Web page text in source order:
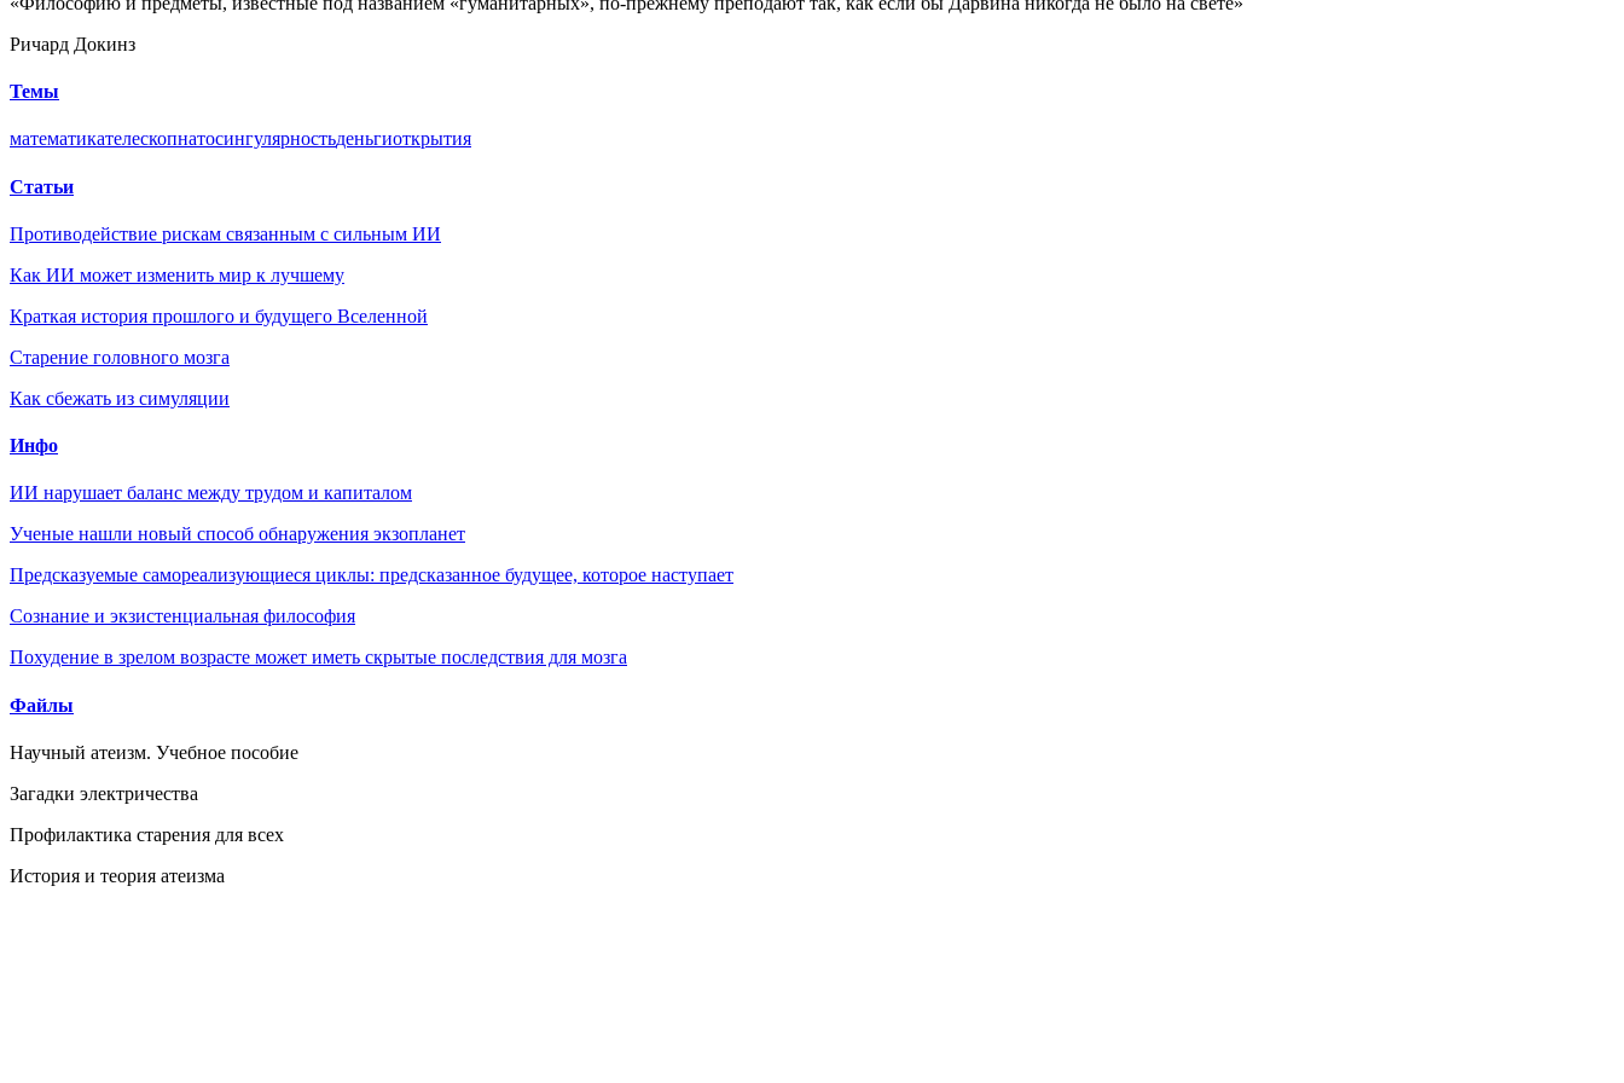
Ричард Докинз
Темы
математикателескопнатосингулярностьденьгиоткрытия
Статьи
Противодействие рискам связанным с сильным ИИ
Как ИИ может изменить мир к лучшему
Краткая история прошлого и будущего Вселенной
Старение головного мозга
Как сбежать из симуляции
Инфо
ИИ нарушает баланс между трудом и капиталом
Ученые нашли новый способ обнаружения экзопланет
Предсказуемые самореализующиеся циклы: предсказанное будущее, которое наступает
Сознание и экзистенциальная философия
Похудение в зрелом возрасте может иметь скрытые последствия для мозга
Файлы
Научный атеизм. Учебное пособие
Загадки электричества
Профилактика старения для всех
История и теория атеизма